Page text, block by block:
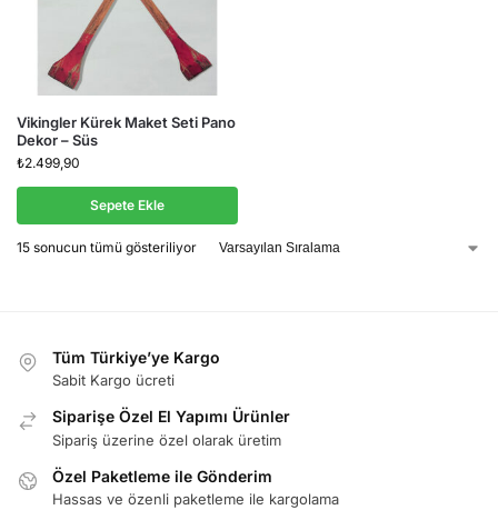
Vikingler Kürek Maket Seti Pano
Dekor – Süs
₺2.499,90
Sepete Ekle
15 sonucun tümü gösteriliyor
Tüm Türkiye’ye Kargo
Sabit Kargo ücreti
Siparişe Özel El Yapımı Ürünler
Sipariş üzerine özel olarak üretim
Özel Paketleme ile Gönderim
Hassas ve özenli paketleme ile kargolama